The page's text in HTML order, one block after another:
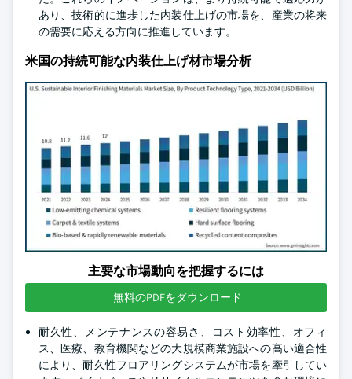
あり、技術的に進歩した内装仕上げの市場を、産業の将来
の需要に応える方向に推進しています。
米国の持続可能な内装仕上げ材市場分析
主要な市場動向を把握するには
無料のPDFをダウンロード
耐久性、メンテナンスの容易さ、コスト効率性、オフィ
ス、医療、教育機関などの大規模商業施設への高い適合性
により、耐久性フロアリングシステムが市場を牽引してい